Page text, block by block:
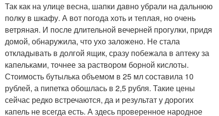
Так как на улице весна, шапки давно убрали на дальнюю
полку в шкафу. А вот погода хоть и теплая, но очень
ветряная. И после длительной вечерней прогулки, придя
домой, обнаружила, что ухо заложено. Не стала
откладывать в долгой ящик, сразу побежала в аптеку за
капельками, точнее за раствором борной кислоты.
Стоимость бутылька объемом в 25 мл составила 10
рублей, а пипетка обошлась в 2,5 рубля. Такие цены
сейчас редко встречаются, да и результат у дорогих
капель не всегда есть. А здесь проверенное народное